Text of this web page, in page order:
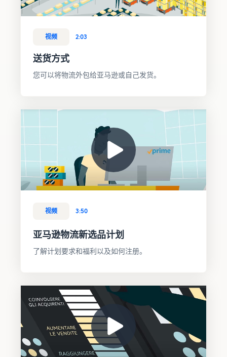
视频 2:03
送货方式
您可以将物流外包给亚马逊或自己发货。
视频 3:50
亚马逊物流新选品计划
了解计划要求和福利以及如何注册。